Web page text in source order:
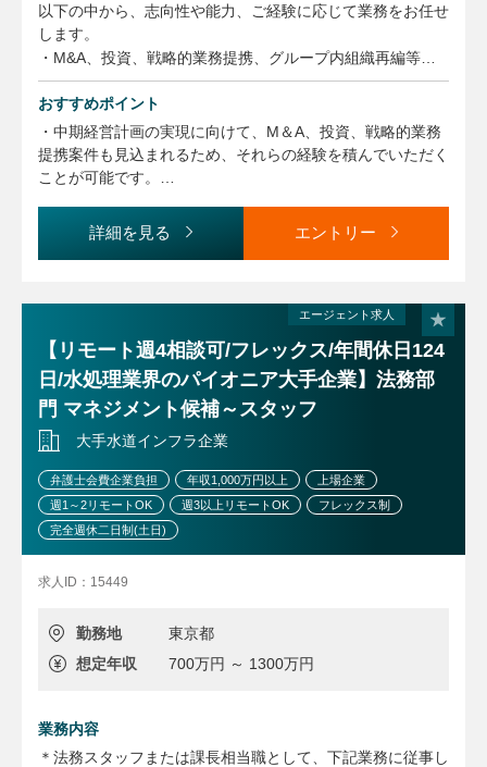
以下の中から、志向性や能力、ご経験に応じて業務をお任せ
します。
・M&A、投資、戦略的業務提携、グループ内組織再編等の
サポート
・「データガバナンス」や「プライバシー」などグループ全
体に関わるプロジェクトの企画・推進
・新規事業、新規サービスの立ち上げサポート
・パーソナルデータの利活用に関する法務レビュー（プライ
・法令改正動向の収集・発信（経営や事業へのインパクトな
どを検討し、経営陣やグループ会社に情報提供を行います）
担当職種の変更範囲：会社の定める職種（出向規程に従って
出向を命じることがあり、その場合は出向先の定める職種）
おすすめポイント
・中期経営計画の実現に向けて、M＆A、投資、戦略的業務
提携案件も見込まれるため、それらの経験を積んでいただく
ことが可能です。
直結するグループ全体に関わるプロジェクトに能動的に関わ
ることができるため、法務としては貴重な経験も積むことが
・事業会社であるグループ会社の法務部門との連携や人事交
流などにより、グループ全体の幅広い業務に関与することが
できます。また、将来的には、マネジメント業務や、コーポ
レートガバナンス業務などの関連業務に関わることも可能で
あり、それぞれの志向に合わせた多様かつ柔軟なキャリア設
計が可能です。
詳細を見る エントリー
エージェント求人
【リモート週4相談可/フレックス/年間休日124
日/水処理業界のパイオニア大手企業】法務部
門 マネジメント候補～スタッフ
大手水道インフラ企業
弁護士会費企業負担 年収1,000万円以上
上場企業
週1～2リモートOK
週3以上リモートOK
フレックス制
完全週休二日制(土日)
求人ID：15449
勤務地
東京都
想定年収
700万円 ～ 1300万円
業務内容
＊法務スタッフまたは課長相当職として、下記業務に従事し